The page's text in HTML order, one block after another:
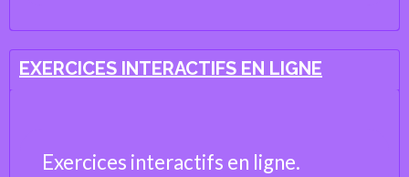
EXERCICES INTERACTIFS EN LIGNE
Exercices interactifs en ligne.